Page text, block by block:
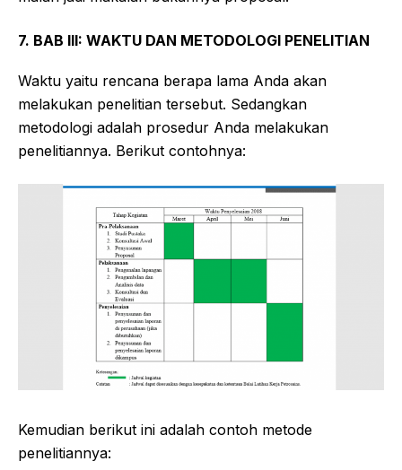
7. BAB III: WAKTU DAN METODOLOGI PENELITIAN
Waktu yaitu rencana berapa lama Anda akan
melakukan penelitian tersebut. Sedangkan
metodologi adalah prosedur Anda melakukan
penelitiannya. Berikut contohnya:
Kemudian berikut ini adalah contoh metode
penelitiannya: